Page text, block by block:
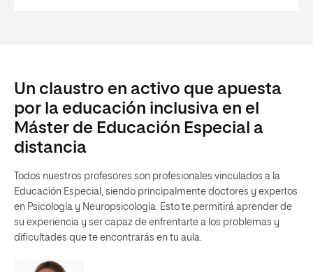
Un claustro en activo que apuesta
por la educación inclusiva en el
Máster de Educación Especial a
distancia
Todos nuestros profesores son profesionales vinculados a la
Educación Especial, siendo principalmente doctores y expertos
en Psicología y Neuropsicología. Esto te permitirá aprender de
su experiencia y ser capaz de enfrentarte a los problemas y
dificultades que te encontrarás en tu aula.